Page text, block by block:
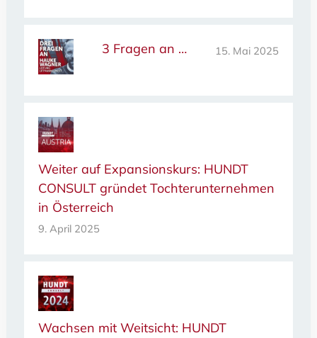
3 Fragen an … 15. Mai 2025
Weiter auf Expansionskurs: HUNDT
CONSULT gründet Tochterunternehmen
in Österreich
9. April 2025
Wachsen mit Weitsicht: HUNDT